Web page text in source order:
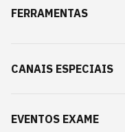
FERRAMENTAS
CANAIS ESPECIAIS
EVENTOS EXAME